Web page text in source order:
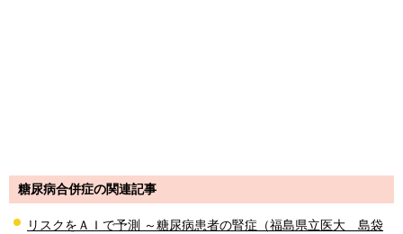
糖尿病合併症の関連記事
リスクをＡＩで予測 ～糖尿病患者の腎症（福島県立医大 島袋